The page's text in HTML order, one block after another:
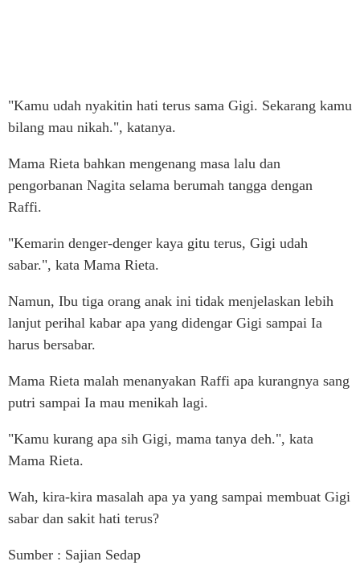
"Kamu udah nyakitin hati terus sama Gigi. Sekarang kamu
bilang mau nikah.", katanya.
Mama Rieta bahkan mengenang masa lalu dan
pengorbanan Nagita selama berumah tangga dengan
Raffi.
"Kemarin denger-denger kaya gitu terus, Gigi udah
sabar.", kata Mama Rieta.
Namun, Ibu tiga orang anak ini tidak menjelaskan lebih
lanjut perihal kabar apa yang didengar Gigi sampai Ia
harus bersabar.
Mama Rieta malah menanyakan Raffi apa kurangnya sang
putri sampai Ia mau menikah lagi.
"Kamu kurang apa sih Gigi, mama tanya deh.", kata
Mama Rieta.
Wah, kira-kira masalah apa ya yang sampai membuat Gigi
sabar dan sakit hati terus?
Sumber : Sajian Sedap